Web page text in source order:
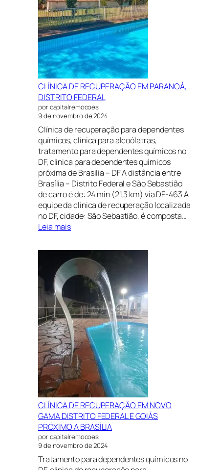
CLÍNICA DE RECUPERAÇÃO EM PARANOÁ,
DISTRITO FEDERAL
por capitalremocoes
9 de novembro de 2024
Clínica de recuperação para dependentes
químicos, clínica para alcoólatras,
tratamento para dependentes químicos no
DF, clínica para dependentes químicos
próxima de Brasilia – DF A distância entre
Brasília – Distrito Federal e São Sebastião
de carro é de: 24 min (21,3 km) via DF-463 A
equipe da clínica de recuperação localizada
no DF, cidade: São Sebastião, é composta…
Leia mais:
DE
RECUPERAÇÃO
EM
PARANOÁ,
DISTRITO
FEDERAL
CLÍNICA DE RECUPERAÇÃO EM NOVO
GAMA DISTRITO FEDERAL E GOIÁS
PRÓXIMO A BRASÍLIA
por capitalremocoes
9 de novembro de 2024
Tratamento para dependentes químicos no